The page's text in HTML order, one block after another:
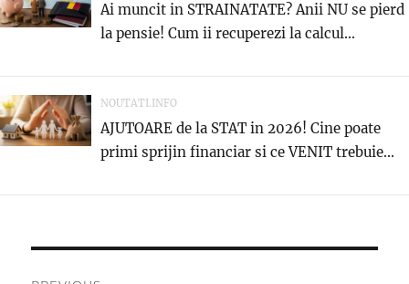
Ai muncit in STRAINATATE? Anii NU se pierd
la pensie! Cum ii recuperezi la calcul...
NOUTATI.INFO
AJUTOARE de la STAT in 2026! Cine poate
primi sprijin financiar si ce VENIT trebuie...